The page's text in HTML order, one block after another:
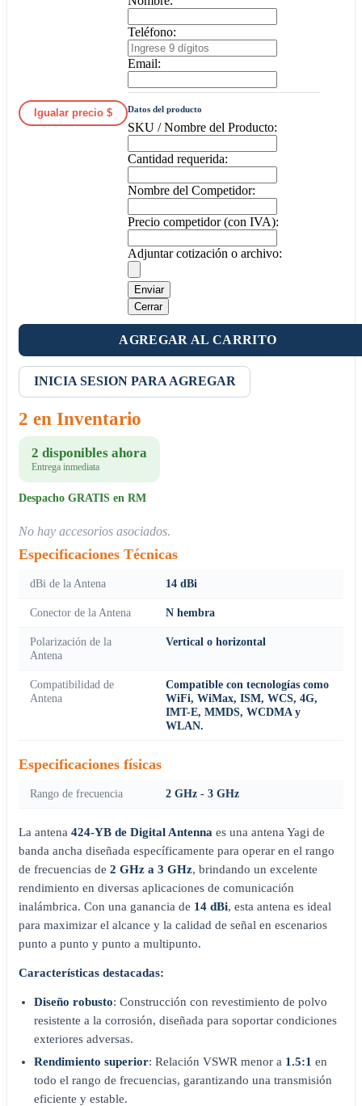
Igualar precio $
Teléfono:
Email:
Datos del producto
SKU / Nombre del Producto:
Cantidad requerida:
Nombre del Competidor:
Precio competidor (con IVA):
Adjuntar cotización o archivo:
Enviar
Cerrar
AGREGAR AL CARRITO
INICIA SESION PARA AGREGAR
2 en Inventario
2 disponibles ahora
Entrega inmediata
Despacho GRATIS en RM
No hay accesorios asociados.
Especificaciones Técnicas
dBi de la Antena 14 dBi
Conector de la Antena N hembra
Polarización de la
Antena
Vertical o horizontal
Compatibilidad de
Antena
Compatible con tecnologías como
WiFi, WiMax, ISM, WCS, 4G,
IMT-E, MMDS, WCDMA y
WLAN.
Especificaciones físicas
Rango de frecuencia 2 GHz - 3 GHz
La antena 424-YB de Digital Antenna es una antena Yagi de
banda ancha diseñada específicamente para operar en el rango
de frecuencias de 2 GHz a 3 GHz, brindando un excelente
rendimiento en diversas aplicaciones de comunicación
inalámbrica. Con una ganancia de 14 dBi, esta antena es ideal
para maximizar el alcance y la calidad de señal en escenarios
punto a punto y punto a multipunto.
Características destacadas:
Diseño robusto: Construcción con revestimiento de polvo
resistente a la corrosión, diseñada para soportar condiciones
exteriores adversas.
Rendimiento superior: Relación VSWR menor a 1.5:1 en
todo el rango de frecuencias, garantizando una transmisión
eficiente y estable.